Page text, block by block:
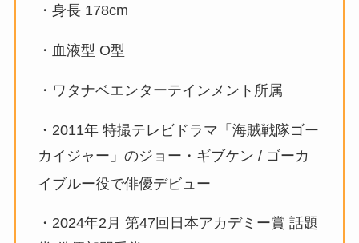
・身長 178cm
・血液型 O型
・ワタナベエンターテインメント 所属
・ 2011年 特撮テレビドラマ「 海賊戦隊ゴー
カイジャー」 のジョー・ギブケン / ゴーカ
イブルー役で俳優デビュー
・ 2024年2月 第47回日本アカデミー賞 話題